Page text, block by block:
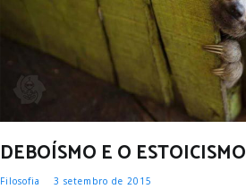
DEBOÍSMO E O ESTOICISMO
Filosofia 3 setembro de 2015